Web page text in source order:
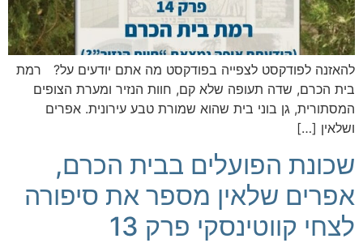
להאזנה לפודקסט לצפייה בפודקסט מה אתם יודעים על? רמת
בית הכרם, שדה תעופה שלא קם, חוות הנזיר ומערת הצופים
המסתורית, גן בוני בית שהוא שמורת טבע עירונית. אפרים
ושלאין […]
שכונת הפועלים בבית הכרם,
אפרים שלאין מספר את סיפורה
לצחי קווטינסקי פרק 13